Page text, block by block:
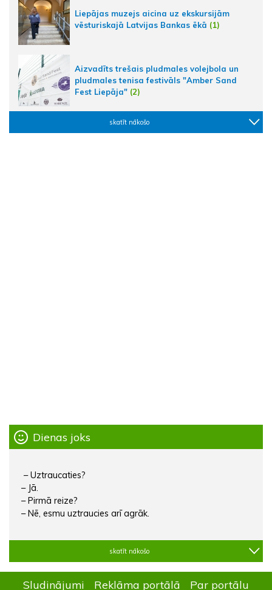
Liepājas muzejs aicina uz ekskursijām
vēsturiskajā Latvijas Bankas ēkā (1)
Aizvadīts trešais pludmales volejbola un
pludmales tenisa festivāls "Amber Sand
Fest Liepāja" (2)
skatīt nākošo
Dienas joks
– Uztraucaties?
– Jā.
– Pirmā reize?
– Nē, esmu uztraucies arī agrāk.
skatīt nākošo
Sludinājumi Reklāma portālā Par portālu